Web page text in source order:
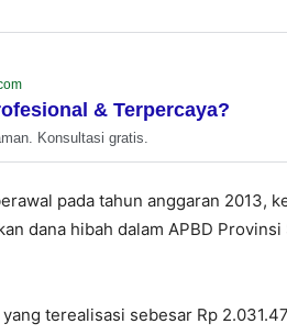
& Terpercaya?
Konsultasi gratis.
pada tahun anggaran 2013,
dana hibah dalam APBD
terealisasi sebesar Rp